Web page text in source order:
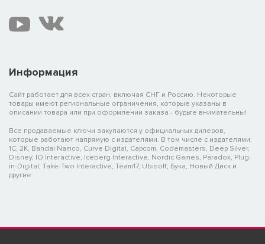
Информация
Сайт работает для всех стран, включая СНГ и Россию. Некоторые
товары имеют региональные ограничения, которые указаны в
описании товара или при оформлении заказа - будьте внимательны!
Все продаваемые ключи закупаются у официальных дилеров,
которые работают напрямую с издателями. В том числе с издателями:
1C, 2K, Bandai Namco, Curve Digital, Capcom, Codemasters, Deep Silver,
Disney, IO Interactive, Iceberg Interactive, Nordic Games, Paradox, Plug-
in-Digital, Take-Two Interactive, Team17, Ubisoft, Бука, Новый Диск и
другие